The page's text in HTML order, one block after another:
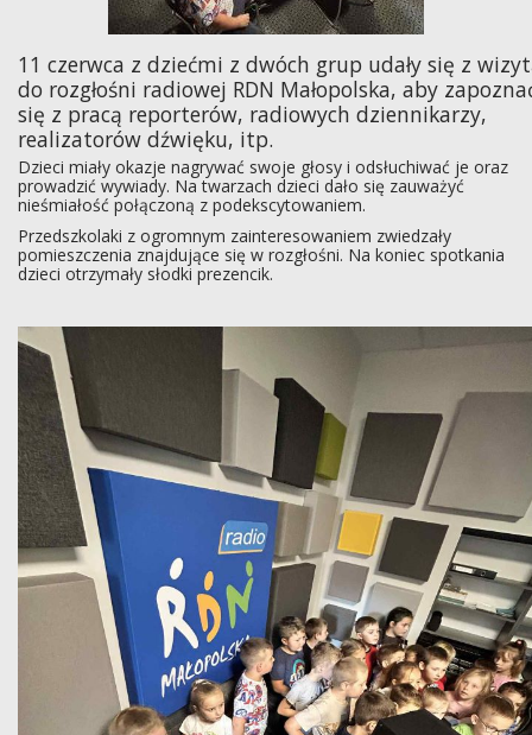
11 czerwca z dziećmi z dwóch grup udały się z
do rozgłośni radiowej RDN Małopolska, aby
się z pracą reporterów, radiowych dziennikarzy,
realizatorów dźwięku, itp.
Dzieci miały okazje nagrywać swoje głosy i odsłuchiwać je oraz
prowadzić wywiady. Na twarzach dzieci dało się zauważyć
nieśmiałość połączoną z podekscytowaniem.
Przedszkolaki z ogromnym zainteresowaniem zwiedzały
pomieszczenia znajdujące się w rozgłośni. Na koniec spotkania
dzieci otrzymały słodki prezencik.